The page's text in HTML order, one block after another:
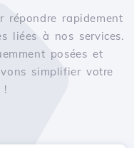
répondre rapidement
liées à nos services.
posées et
simplifier votre
!